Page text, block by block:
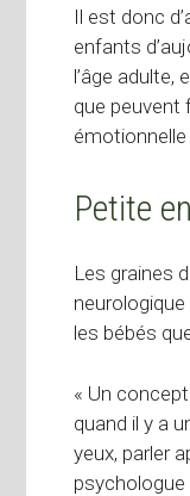
Il est donc
enfants
l’âge adulte,
que peuvent
Petite
Les graines
les bébés
« Un
quand il y a
yeux, parler
psychologue